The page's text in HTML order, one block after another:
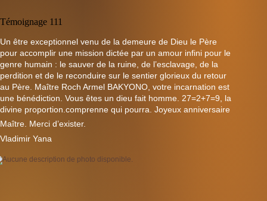
Témoignage 111
Un être exceptionnel venu de la demeure de Dieu le Père
pour accomplir une mission dictée par un amour infini pour le
genre humain : le sauver de la ruine, de l’esclavage, de la
perdition et de le reconduire sur le sentier glorieux du retour
au Père. Maître Roch Armel BAKYONO, votre incarnation est
une bénédiction. Vous êtes un dieu fait homme. 27=2+7=9, la
divine proportion.comprenne qui pourra. Joyeux anniversaire
Maître. Merci d’exister.
Vladimir Yana